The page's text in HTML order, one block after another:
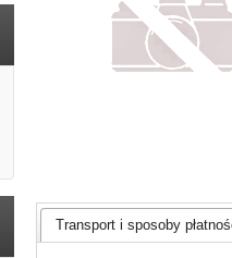
Transport i sposoby